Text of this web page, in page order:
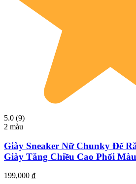
5.0 (9)
2 màu
Giày Sneaker Nữ Chunky Đế
Giày Tăng Chiều Cao Phối
199,000 ₫